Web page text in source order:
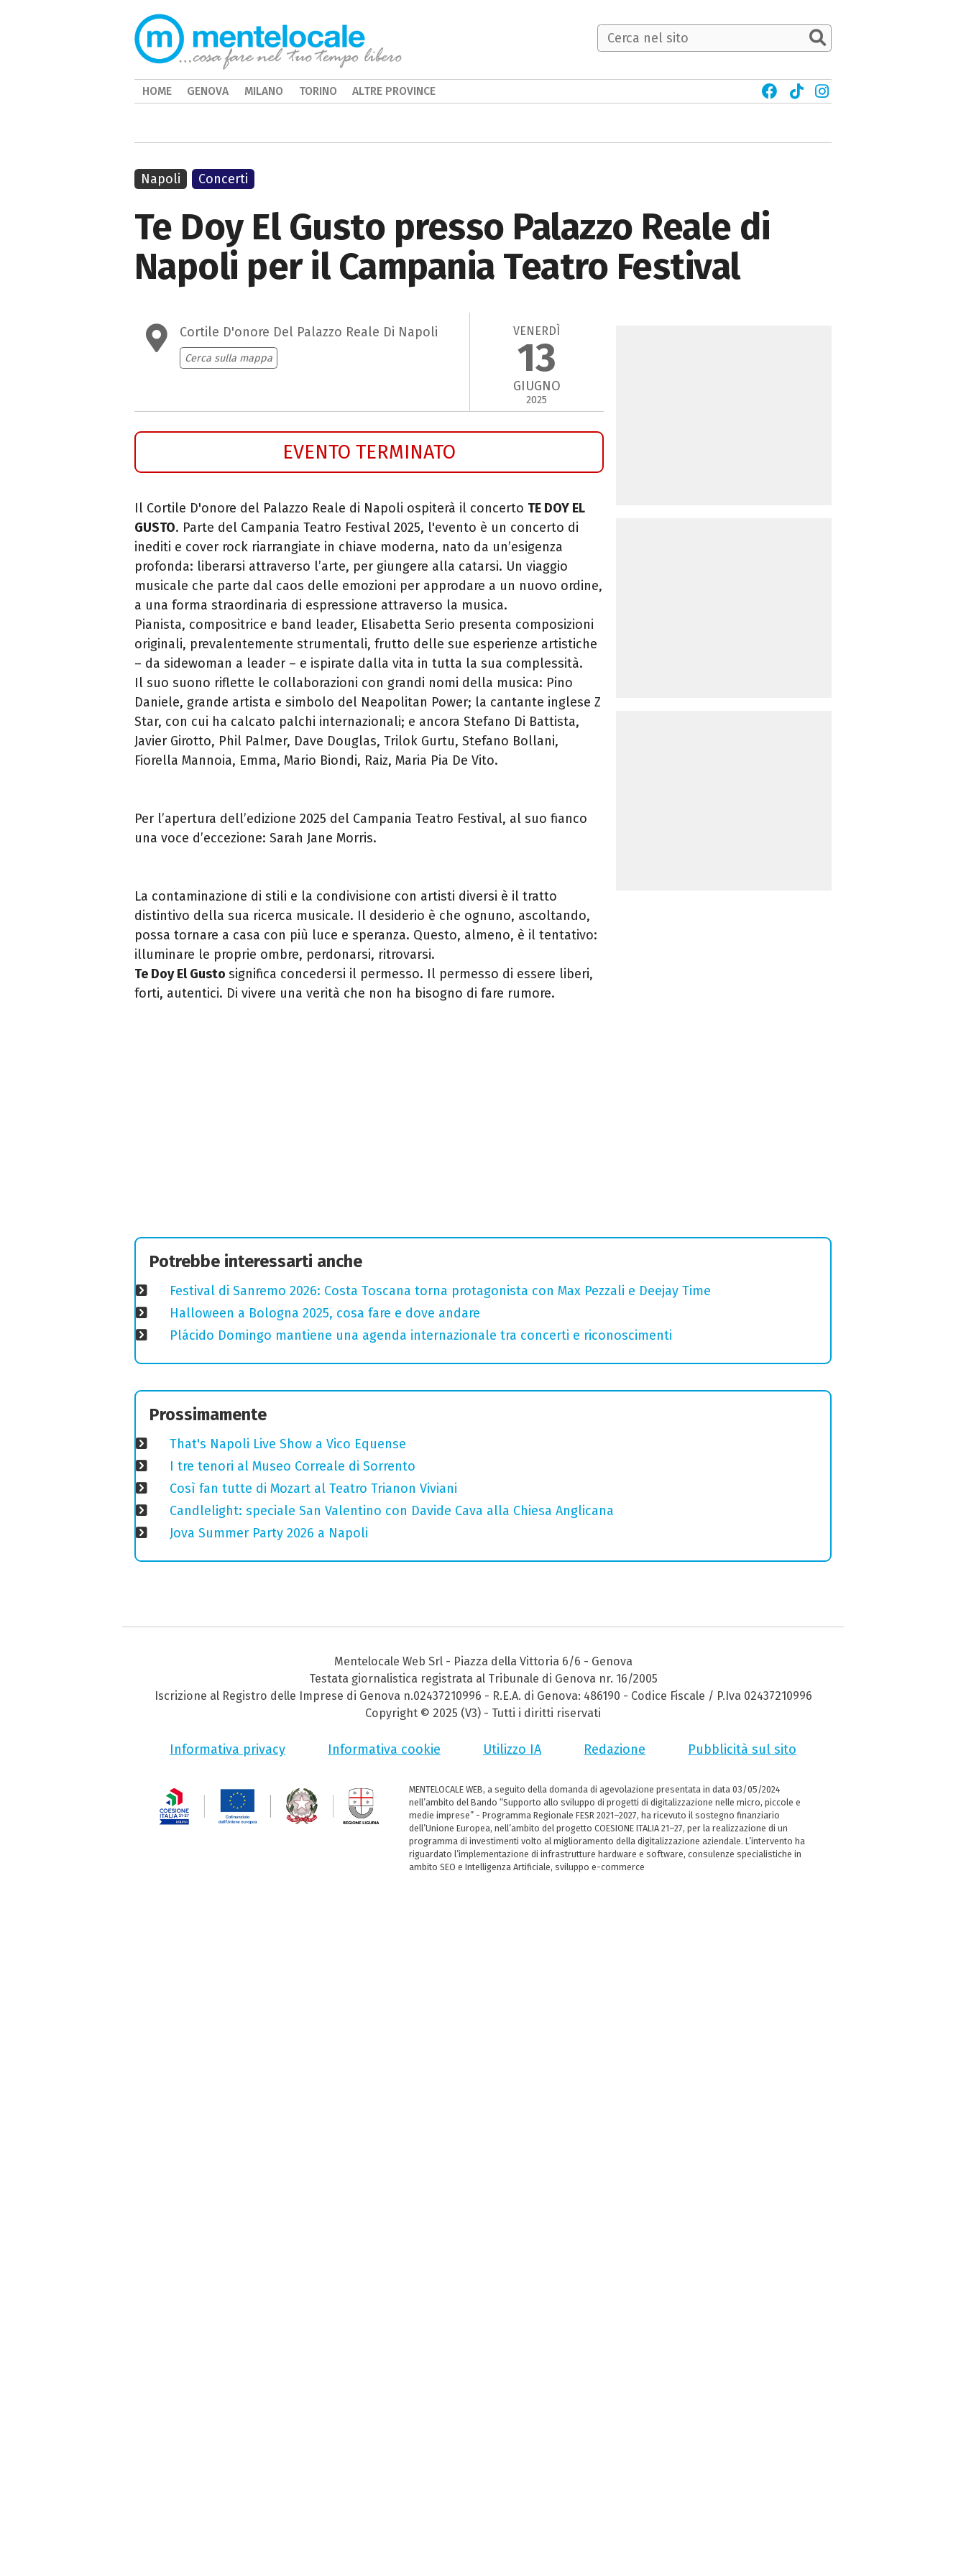
Te Doy El Gusto presso Palazzo Reale di
Napoli per il Campania Teatro Festival
Cortile D'onore Del Palazzo Reale Di Napoli
Cerca sulla mappa
VENERDÌ
13
GIUGNO
2025
EVENTO TERMINATO
Il Cortile D'onore del Palazzo Reale di Napoli ospiterà il concerto TE DOY EL
GUSTO. Parte del Campania Teatro Festival 2025, l'evento è un concerto di
inediti e cover rock riarrangiate in chiave moderna, nato da un’esigenza
profonda: liberarsi attraverso l’arte, per giungere alla catarsi. Un viaggio
musicale che parte dal caos delle emozioni per approdare a un nuovo ordine,
a una forma straordinaria di espressione attraverso la musica.
Pianista, compositrice e band leader, Elisabetta Serio presenta composizioni
originali, prevalentemente strumentali, frutto delle sue esperienze artistiche
– da sidewoman a leader – e ispirate dalla vita in tutta la sua complessità.
Il suo suono riflette le collaborazioni con grandi nomi della musica: Pino
Daniele, grande artista e simbolo del Neapolitan Power; la cantante inglese Z
Star, con cui ha calcato palchi internazionali; e ancora Stefano Di Battista,
Javier Girotto, Phil Palmer, Dave Douglas, Trilok Gurtu, Stefano Bollani,
Fiorella Mannoia, Emma, Mario Biondi, Raiz, Maria Pia De Vito.
Per l’apertura dell’edizione 2025 del Campania Teatro Festival, al suo fianco
una voce d’eccezione: Sarah Jane Morris.
La contaminazione di stili e la condivisione con artisti diversi è il tratto
distintivo della sua ricerca musicale. Il desiderio è che ognuno, ascoltando,
possa tornare a casa con più luce e speranza. Questo, almeno, è il tentativo:
illuminare le proprie ombre, perdonarsi, ritrovarsi.
Te Doy El Gusto significa concedersi il permesso. Il permesso di essere liberi,
forti, autentici. Di vivere una verità che non ha bisogno di fare rumore.
Napoli Concerti
Potrebbe interessarti anche
Festival di Sanremo 2026: Costa Toscana torna protagonista con Max Pezzali e Deejay Time
Halloween a Bologna 2025, cosa fare e dove andare
Plácido Domingo mantiene una agenda internazionale tra concerti e riconoscimenti
Prossimamente
That's Napoli Live Show a Vico Equense
I tre tenori al Museo Correale di Sorrento
Così fan tutte di Mozart al Teatro Trianon Viviani
Candlelight: speciale San Valentino con Davide Cava alla Chiesa Anglicana
Jova Summer Party 2026 a Napoli
HOME GENOVA MILANO TORINO ALTRE PROVINCE
Mentelocale Web Srl - Piazza della Vittoria 6/6 - Genova
Testata giornalistica registrata al Tribunale di Genova nr. 16/2005
Iscrizione al Registro delle Imprese di Genova n.02437210996 - R.E.A. di Genova: 486190 - Codice Fiscale / P.Iva 02437210996
Copyright © 2025 (V3) - Tutti i diritti riservati
Informativa privacy Informativa cookie Utilizzo IA Redazione Pubblicità sul sito
MENTELOCALE WEB, a seguito della domanda di agevolazione presentata in data 03/05/2024
nell’ambito del Bando “Supporto allo sviluppo di progetti di digitalizzazione nelle micro, piccole e
medie imprese” - Programma Regionale FESR 2021–2027, ha ricevuto il sostegno finanziario
dell’Unione Europea, nell’ambito del progetto COESIONE ITALIA 21–27, per la realizzazione di un
programma di investimenti volto al miglioramento della digitalizzazione aziendale. L’intervento ha
riguardato l’implementazione di infrastrutture hardware e software, consulenze specialistiche in
ambito SEO e Intelligenza Artificiale, sviluppo e-commerce